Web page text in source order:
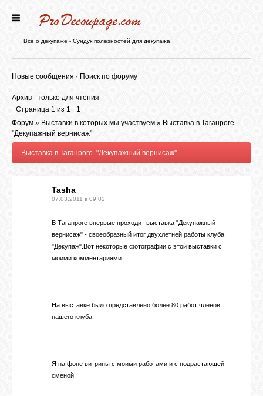
БЛОГ
ФОРУМ
Всё о декупаже - Сундук полезностей для декупажа
Новые сообщения · Поиск по форуму
Архив - только для чтения
Страница 1 из 1
1
Форум » Выставки в которых мы участвуем » Выставка в Таганроге.
"Декупажный вернисаж"
Выставка в Таганроге. "Декупажный вернисаж"
Tasha
07.03.2011 в 09:02
В Таганроге впервые проходит выставка "Декупажный
вернисаж" - своеобразный итог двухлетней работы клуба
"Декупаж".Вот некоторые фотографии с этой выставки с
моими комментариями.
На выставке было представлено более 80 работ членов
нашего клуба.
Я на фоне витрины с моими работами и с подрастающей
сменой.